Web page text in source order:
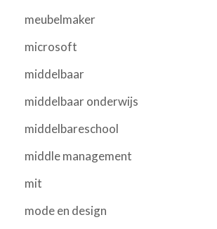
meubelmaker
microsoft
middelbaar
middelbaar onderwijs
middelbareschool
middle management
mit
mode en design